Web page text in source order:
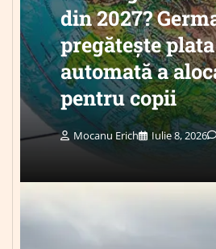
din 2027?
pregătește plata
automată a
pentru copii
Mocanu Erich Iulie 8, 2026